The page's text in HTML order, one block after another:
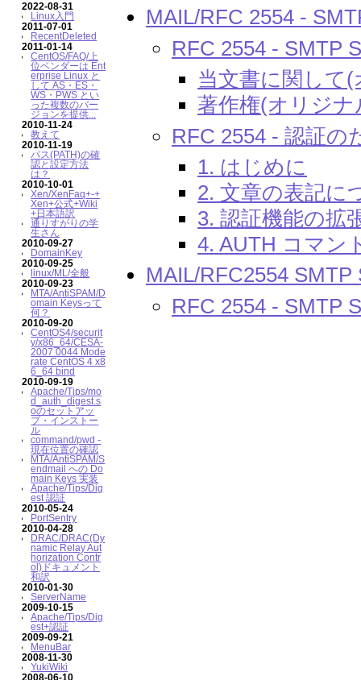
2022-08-31
Linux入門
2011-07-01
RecentDeleted
2011-01-14
CentOS/FAQ/上
位ベンダーは Ent
erprise Linux と
して AS・ES・
WS・PWS とい
った複数のバー
ジョンを提供...
2010-11-24
教えて
2010-11-19
パス(PATH)の確
認と設定方法
は？
2010-10-01
Xen/XenFaq+-+
Xen+公式+Wiki
+日本語訳
通りすがりの学
生さん
2010-09-27
DomainKey
2010-09-25
linux/ML/全般
2010-09-23
MTA/AntiSPAM/D
omain Keysって
何？
2010-09-20
CentOS4/securit
y/x86_64/CESA-
2007 0044 Mode
rate CentOS 4 x8
6_64 bind
2010-09-19
Apache/Tips/mo
d_auth_digest.s
oのセットアッ
プ・インストー
ル
command/pwd -
現在位置の確認
MTA/AntiSPAM/S
endmail への Do
main Keys 実装
Apache/Tips/Dig
est 認証
2010-05-24
PortSentry
2010-04-28
DRAC/DRAC(Dy
namic Relay Aut
horization Contr
ol)ドキュメント
和訳
2010-01-30
ServerName
2009-10-15
Apache/Tips/Dig
est+認証
2009-09-21
MenuBar
2008-11-30
YukiWiki
2008-06-10
MAIL/RFC 2554 -
RFC 2554 - SMTP
当文書に関して
著作権(オリジナ
RFC 2554 - 認証の
1. はじめに
2. 文章の表記に
3. 認証機能の拡
4. AUTH コマン
MAIL/RFC2554 SMTP
RFC 2554 - SMTP